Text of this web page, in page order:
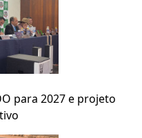
para 2027 e projeto